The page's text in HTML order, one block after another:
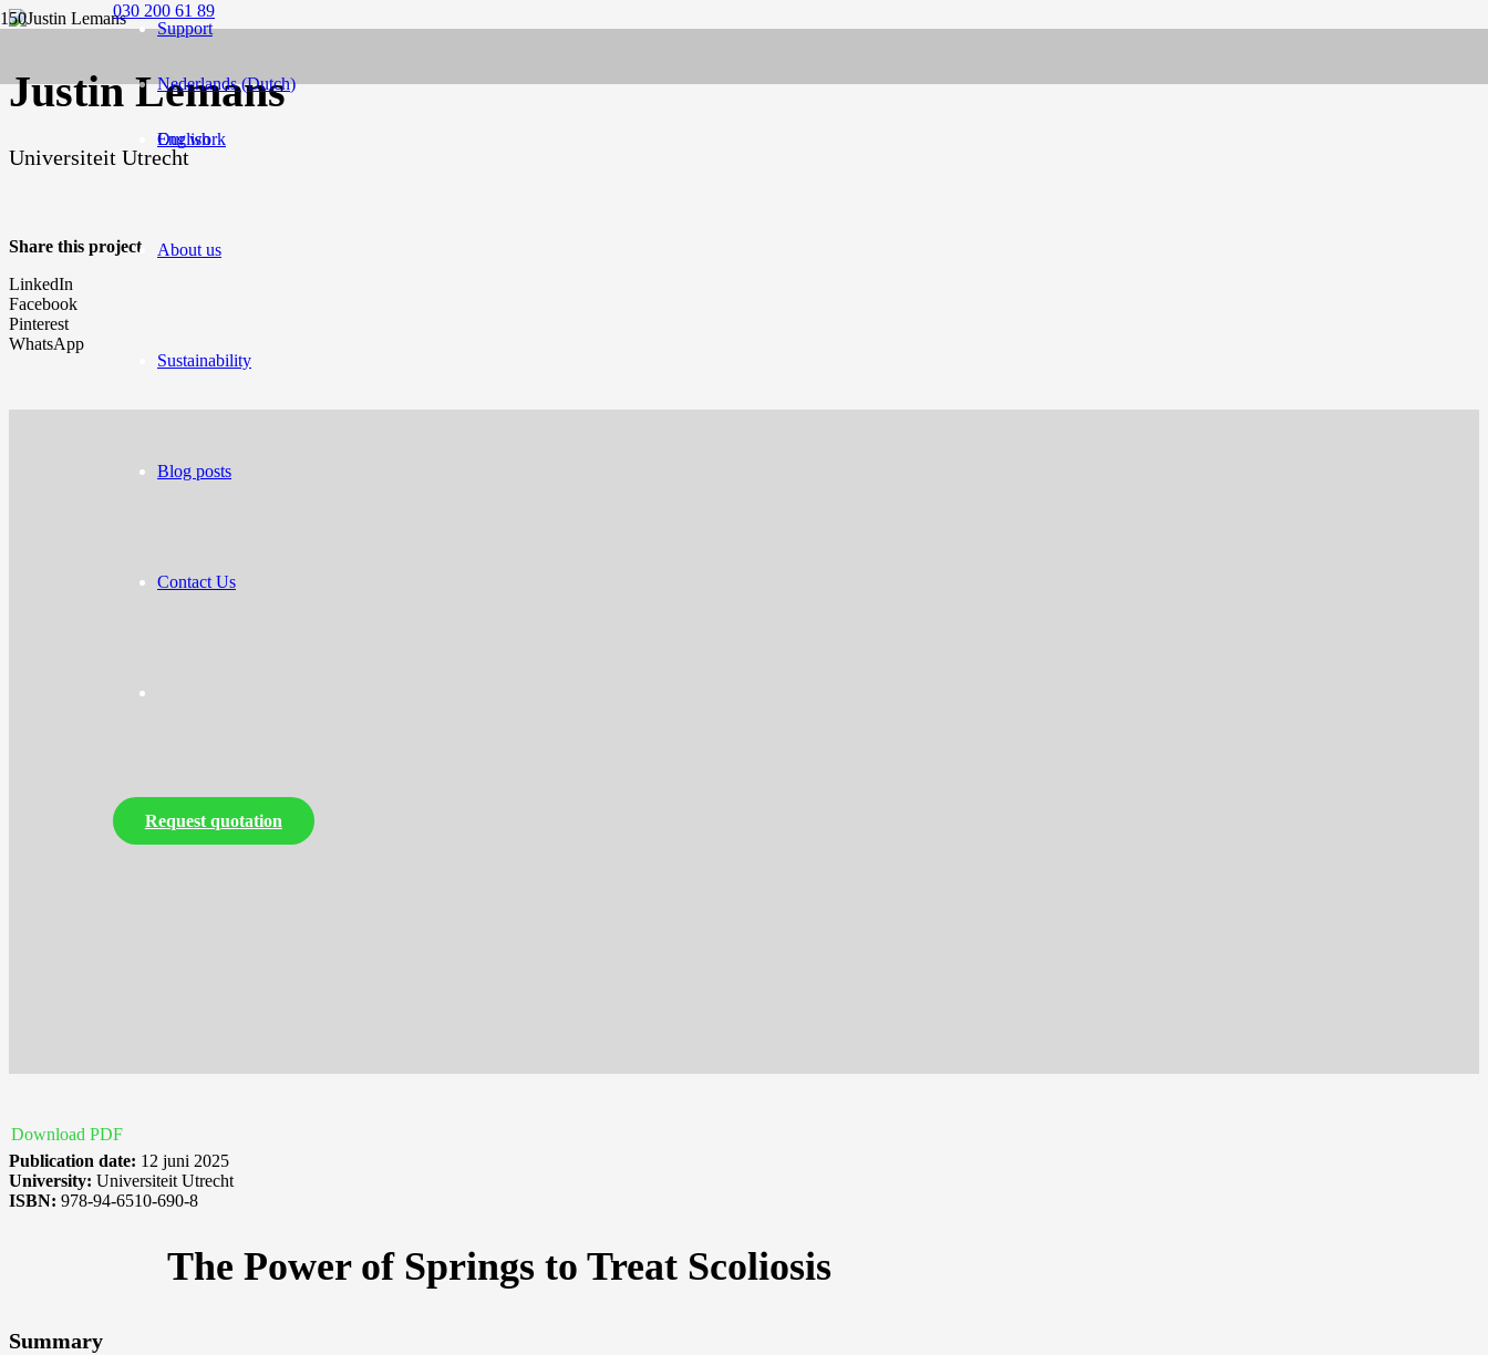
030 200 61 89
Nederlands(Dutch)
English
Support
Our work
About us
Sustainability
Blog posts
Contact Us
Request quotation
Justin Lemans
Universiteit Utrecht
Share this project
LinkedIn
Facebook
Pinterest
WhatsApp
Download PDF
Publication date: 12 juni 2025
University: Universiteit Utrecht
ISBN: 978-94-6510-690-8
The Power of Springs to Treat Scoliosis
Summary